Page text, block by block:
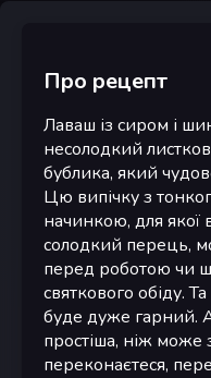
Про рецепт
Лаваш із сиром і
несолодкий
бублика, який
Цю випічку з
начинкою, для якої
солодкий перець,
перед роботою чи
святкового обіду.
буде дуже гарний.
простіша, ніж
переконаєтеся,